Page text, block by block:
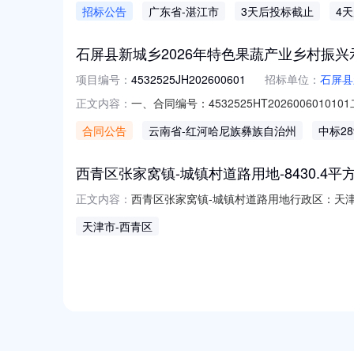
业园投资开发有限公司采购项目名称广湛
招标公告 广东省-湛江市 3天后投标截止 4
石屏县新城乡2026年特色果蔬产业乡村振
项目编号： 4532525JH202600601 招标单位： 石屏
正文内容： 一、合同编号：
供应商（乙方）：云南衔谷建设工程有限
合同公告 云南省-红河哈尼族彝族自治州 中标
西青区张家窝镇-城镇村道路用地-8430.4平
正文内容： 西青区张家窝镇-城镇村道路用地行政区：天
(万元)：0分期支付约定：支付期号约定支付
天津市-西青区